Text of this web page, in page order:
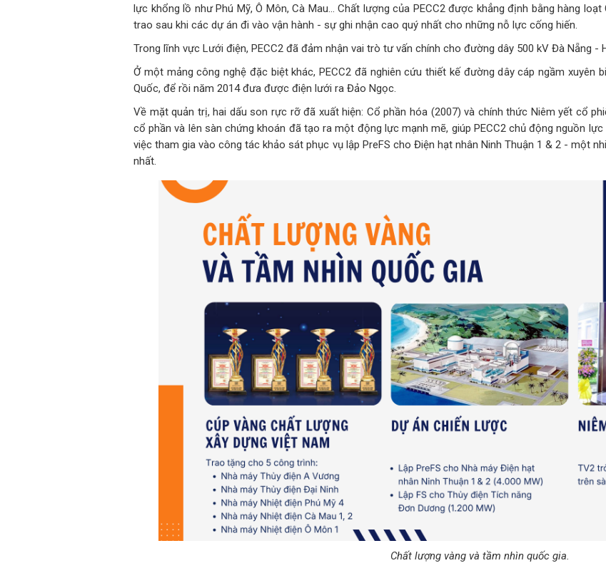
lực khổng lồ như Phú Mỹ, Ô Môn, Cà Mau... Chất lượng của PECC2 được khẳng định bằng hàng
trao sau khi các dự án đi vào vận hành - sự ghi nhận cao quý nhất cho những nỗ lực cống hiến.
Trong lĩnh vực Lưới điện, PECC2 đã đảm nhận vai trò tư vấn chính cho đường dây 500 kV Đà Nẵng -
Ở một mảng công nghệ đặc biệt khác, PECC2 đã nghiên cứu thiết kế đường dây cáp ngầm xuyên
Quốc, để rồi năm 2014 đưa được điện lưới ra Đảo Ngọc.
Về mặt quản trị, hai dấu son rực rỡ đã xuất hiện: Cổ phần hóa (2007) và chính thức Niêm yết cổ
cổ phần và lên sàn chứng khoán đã tạo ra một động lực mạnh mẽ, giúp PECC2 chủ động nguồn
việc tham gia vào công tác khảo sát phục vụ lập PreFS cho Điện hạt nhân Ninh Thuận 1 & 2 - một
nhất.
Chất lượng vàng và tầm nhìn quốc gia.